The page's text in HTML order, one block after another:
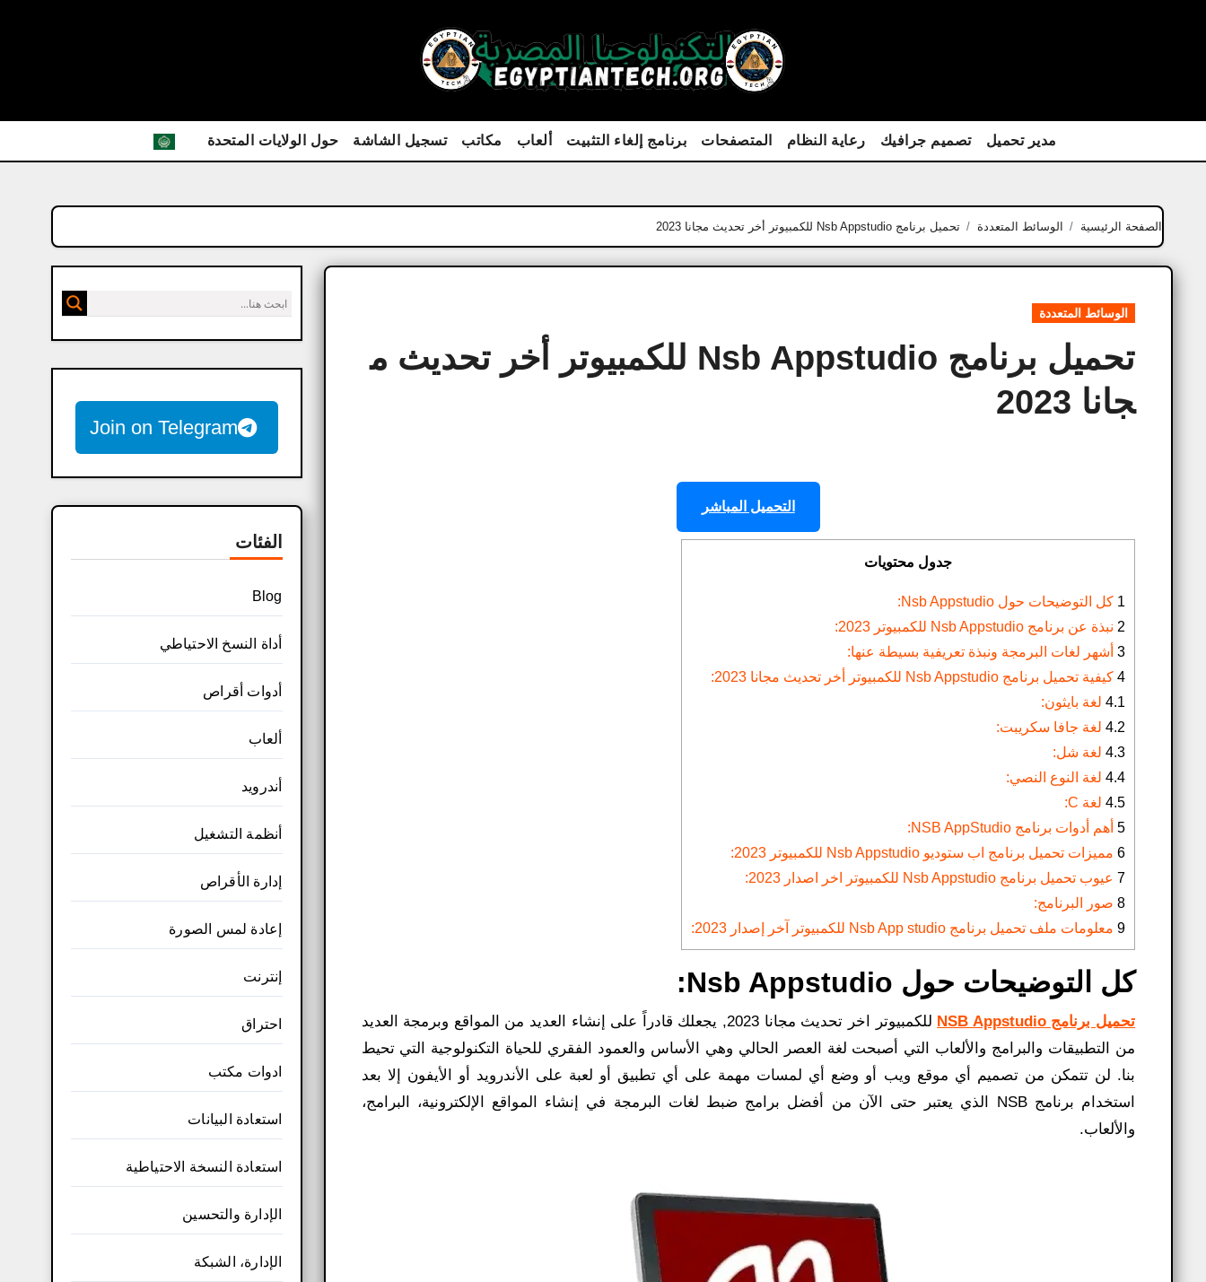
مدير تحميل تصميم جرافيك رعاية النظام المتصفحات برنامج إلغاء التثبيت ألعاب مكاتب تسجيل الشاشة حول الولايات المتحدة
الصفحة الرئيسية الوسائط المتعددة تحميل برنامج Nsb Appstudio للكمبيوتر أخر تحديث مجانا 2023
الوسائط المتعددة
تحميل برنامج Nsb Appstudio للكمبيوتر أخر تحديث م
جانا 2023
التحميل المباشر
جدول محتويات
1 كل التوضيحات حول Nsb Appstudio​:
2 نبذة عن برنامج Nsb Appstudio للكمبيوتر 2023:
3 أشهر لغات البرمجة ونبذة تعريفية بسيطة عنها:
4 كيفية تحميل برنامج Nsb Appstudio للكمبيوتر أخر تحديث مجانا 2023:
4.1 لغة بايثون:
4.2 لغة جافا سكريبت:
4.3 لغة شل:
4.4 لغة النوع النصي:
4.5 لغة C:
5 أهم أدوات برنامج NSB AppStudio:
6 مميزات تحميل برنامج اب ستوديو Nsb Appstudio للكمبيوتر 2023:
7 عيوب تحميل برنامج Nsb Appstudio للكمبيوتر اخر اصدار 2023:
8 صور البرنامج:
9 معلومات ملف تحميل برنامج Nsb App studio للكمبيوتر آخر إصدار 2023:
كل التوضيحات حول Nsb Appstudio​:
تحميل برنامج NSB Appstudio
للكمبيوتر اخر تحديث مجانا 2023, يجعلك قادراً على إنشاء العديد من المواقع وبرمجة العديد
من التطبيقات والبرامج والألعاب التي أصبحت لغة العصر الحالي وهي الأساس والعمود الفقري للحياة التكنولوجية التي تحيط
بنا. لن تتمكن من تصميم أي موقع ويب أو وضع أي لمسات مهمة على أي تطبيق أو لعبة على الأندرويد أو الأيفون إلا بعد
استخدام برنامج NSB الذي يعتبر حتى الآن من أفضل برامج ضبط لغات البرمجة في إنشاء المواقع الإلكترونية، البرامج،
والألعاب.
Join on Telegram
الفئات
Blog
أداة النسخ الاحتياطي
أدوات أقراص
ألعاب
أندرويد
أنظمة التشغيل
إدارة الأقراص
إعادة لمس الصورة
إنترنت
احتراق
ادوات مكتب
استعادة البيانات
استعادة النسخة الاحتياطية
الإدارة والتحسين
الإدارة، الشبكة